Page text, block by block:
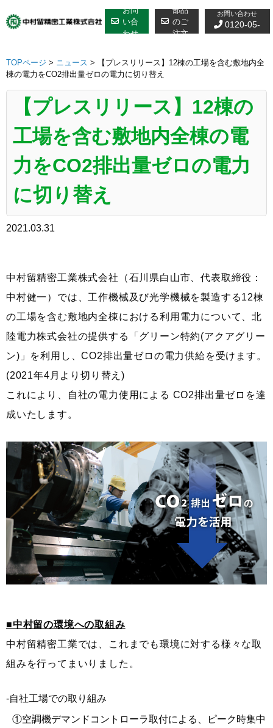
to
お問
い合
わせ
部品
のご
注文
お問い合わせ
0120-05-
TOPページ > ニュース >
【プレスリリース】12棟の工場を含む敷地内全
棟の電力をCO2排出量ゼロの電力に切り替え
【プレスリリース】12棟の
工場を含む敷地内全棟の電
力をCO2排出量ゼロの電力
に切り替え
2021.03.31
中村留精密工業株式会社（石川県白山市、代表取締役：
中村健一）では、工作機械及び光学機械を製造する12棟
の工場を含む敷地内全棟における利用電力について、北
陸電力株式会社の提供する「グリーン特約(アクアグリー
ン)」を利用し、CO2排出量ゼロの電力供給を受けます。
(2021年4月より切り替え)
これにより、自社の電力使用による CO2排出量ゼロを達
成いたします。
■中村留の環境への取組み
中村留精密工業では、これまでも環境に対する様々な取
組みを行ってまいりました。
-自社工場での取り組み
①空調機デマンドコントローラ取付による、ピーク時集中